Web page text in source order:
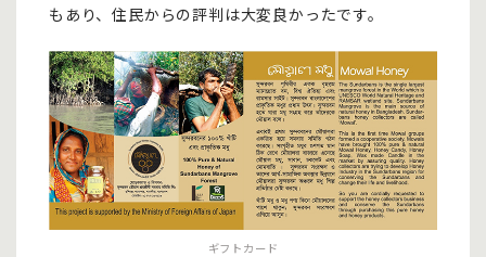
もあり、住民からの評判は大変良かったです。
ギフトカード